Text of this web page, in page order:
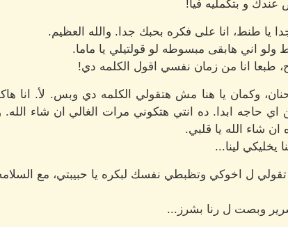
و بتكمليه فيا!
يا طنط، انا على فكره بحبك جدا. والله العظيم.
اني هابقى مبسوطه لو قولتيلي يا ماما.
طبعا انا من زمان نفسي اقول الكلمه دي!
وكمان يا هنا مش هتقولي الكلمه دي وبس. لأ. انا
ابدا. ده انتي هتكوني مرات الغالي ان شاء الله.
شاء الله يا قلبي.
لينا...
ل اخوكي وتظبطي نفسك لبكره يا حبيبتي، مع
وبصت ل رنا بشرز...